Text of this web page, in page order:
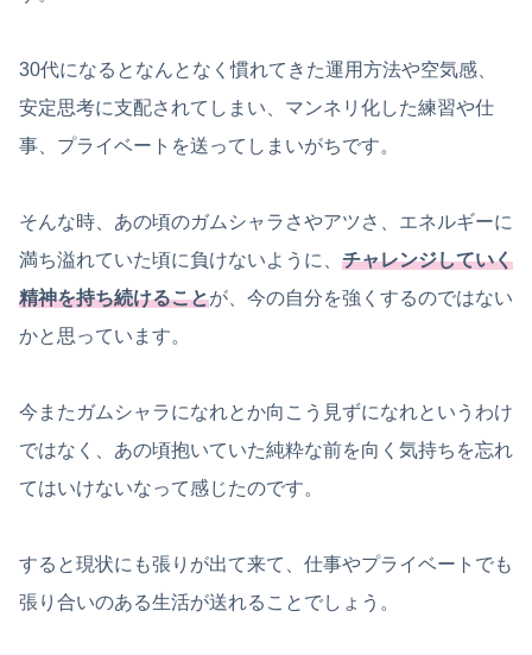
30代になるとなんとなく慣れてきた運用方法や空気感、
安定思考に支配されてしまい、マンネリ化した練習や仕
事、プライベートを送ってしまいがちです。
そんな時、あの頃のガムシャラさやアツさ、エネルギーに
満ち溢れていた頃に負けないように、 チャレンジしていく
精神を持ち続けることが、今の自分を強くするのではない
かと思っています。
今またガムシャラになれとか向こう見ずになれというわけ
ではなく、あの頃抱いていた純粋な前を向く気持ちを忘れ
てはいけないなって感じたのです。
すると現状にも張りが出て来て、仕事やプライベートでも
張り合いのある生活が送れることでしょう。